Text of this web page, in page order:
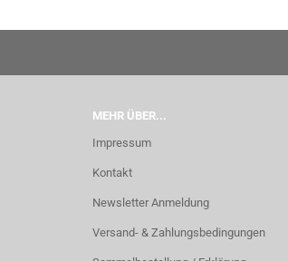
MEHR ÜBER...
Impressum
Kontakt
Newsletter Anmeldung
Versand- & Zahlungsbedingungen